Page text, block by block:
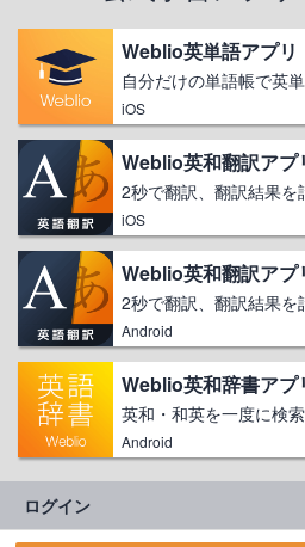
Weblio英単語アプリ
自分だけの単語帳で英
iOS
Weblio英和翻訳アプ
2秒で翻訳、翻訳結果を
iOS
Weblio英和翻訳アプ
2秒で翻訳、翻訳結果を
Android
Weblio英和辞書アプ
英和・和英を一度に検
Android
ログイン